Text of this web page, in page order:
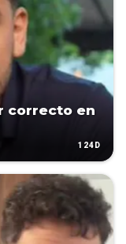
correcto en
124D